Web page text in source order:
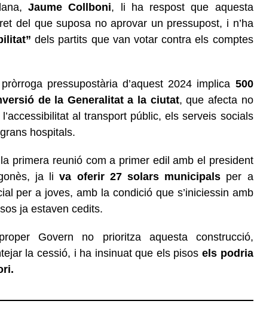
Jaume Collboni, li ha respost que aquesta
del que suposa no aprovar un pressupost, i n’ha
dels partits que van votar contra els comptes
pressupostària d’aquest 2024 implica 500
de la Generalitat a la ciutat, que afecta no
al transport públic, els serveis socials
hospitals.
primera reunió com a primer edil amb el president
ja liva oferir 27 solars municipals per a
per a joves, amb la condició que s’iniciessin amb
ja estaven cedits.
Govern no prioritza aquesta construcció,
la cessió, i ha insinuat que els pisosels podria